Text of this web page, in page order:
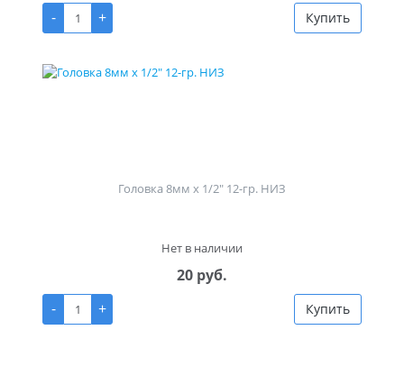
-
+ Купить
Головка 8мм х 1/2" 12-гр. НИЗ
Нет в наличии
20 руб.
-
+ Купить